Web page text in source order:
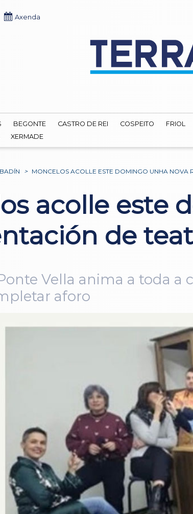
Axenda
BEGONTE CASTRO DE REI COSPEITO FRIOL
XERMADE
> MONCELOS ACOLLE ESTE DOMINGO UNHA NOVA
acolle este
de
Vella anima a toda
aforo